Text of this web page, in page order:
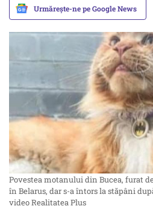
Urmărește-ne pe Google News
Povestea motanului din Bucea, furat
în Belarus, dar s-a întors la stăpâni
video Realitatea Plus